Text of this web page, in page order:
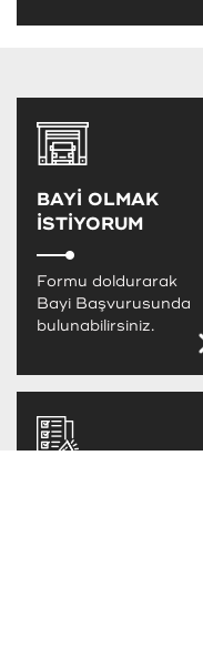
BAYİ OLMAK
İSTİYORUM
Formu doldurarak
Bayi Başvurusunda
bulunabilirsiniz.